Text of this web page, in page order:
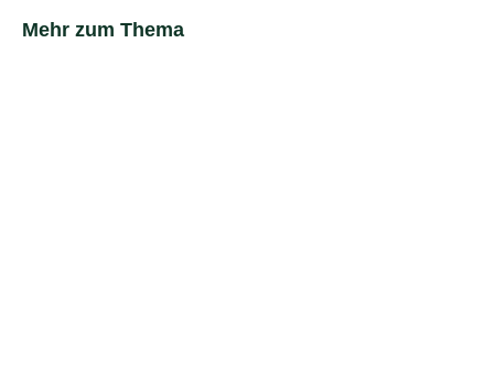
Mehr zum Thema